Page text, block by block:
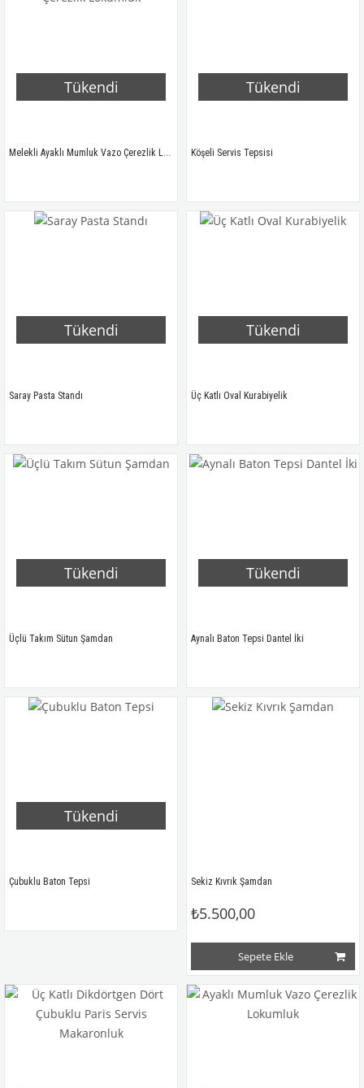
Tükendi
Melekli Ayaklı Mumluk Vazo Çerezlik Lokumluk
Tükendi
Köşeli Servis Tepsisi
Tükendi
Saray Pasta Standı
Tükendi
Üç Katlı Oval Kurabiyelik
Tükendi
Üçlü Takım Sütun Şamdan
Tükendi
Aynalı Baton Tepsi Dantel İki
Tükendi
Çubuklu Baton Tepsi Sekiz Kıvrık Şamdan
₺5.500,00
Sepete Ekle